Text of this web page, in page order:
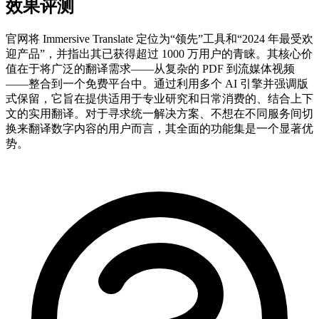
效果评测
官网将 Immersive Translate 定位为“领先”工具和“2024 年最受欢
迎产品”，并指出其已获得超过 1000 万用户的青睐。其核心价
值在于将广泛的翻译需求——从复杂的 PDF 到流媒体视频
——整合到一个免费平台中。通过利用多个 AI 引擎并强调版
式保留，它旨在提供适用于专业研究和日常消费的、结合上下
文的实用翻译。对于寻求统一解决方案、不想在不同服务间切
换来翻译数字内容的用户而言，其全面的功能集是一个显著优
势。